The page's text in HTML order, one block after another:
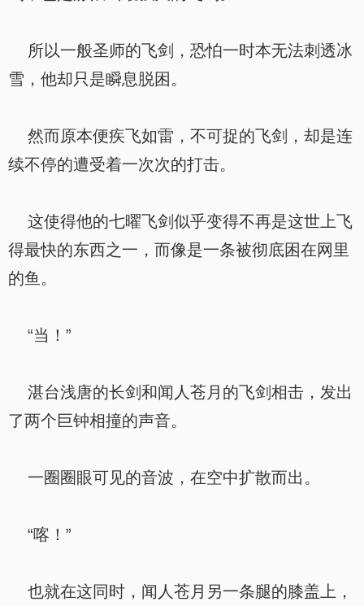
所以一般圣师的飞剑，恐怕一时本无法刺透冰
雪，他却只是瞬息脱困。
然而原本便疾飞如雷，不可捉的飞剑，却是连
续不停的遭受着一次次的打击。
这使得他的七曜飞剑似乎变得不再是这世上飞
得最快的东西之一，而像是一条被彻底困在网里
的鱼。
“当！”
湛台浅唐的长剑和闻人苍月的飞剑相击，发出
了两个巨钟相撞的声音。
一圈圈眼可见的音波，在空中扩散而出。
“喀！”
也就在这同时，闻人苍月另一条腿的膝盖上，